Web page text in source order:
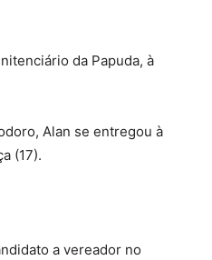
da Papuda, à
Alan se entregou à
(17).
a vereador no